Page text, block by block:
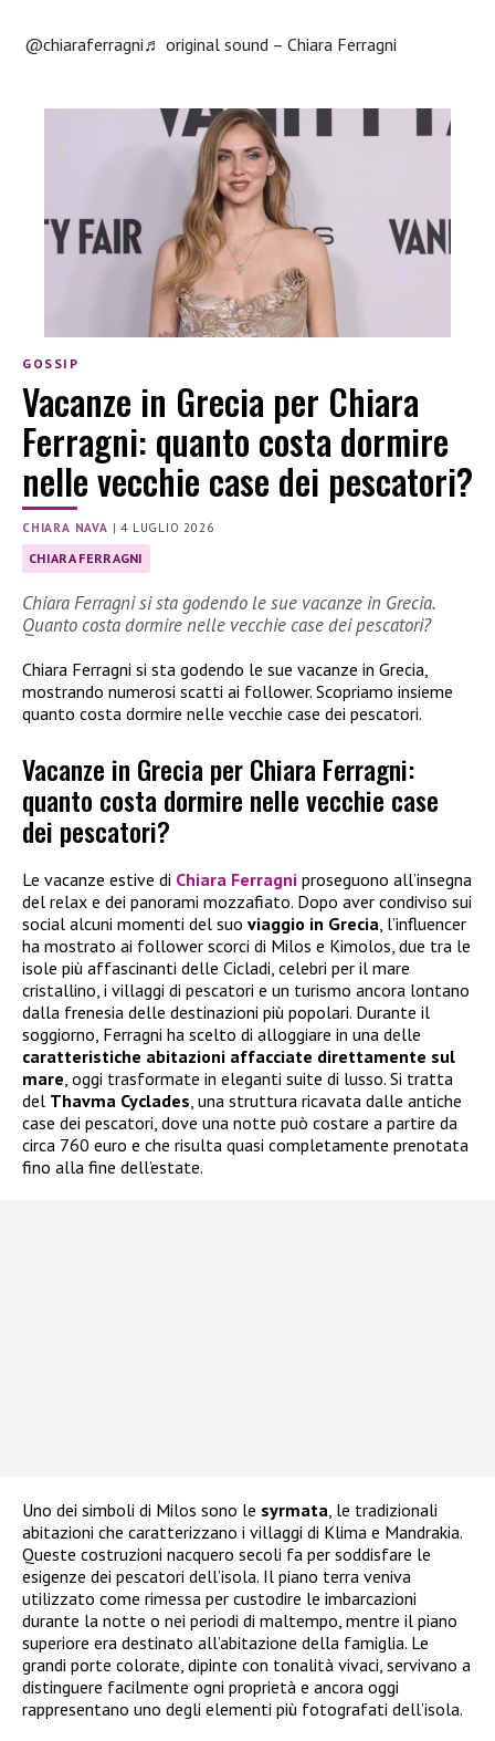
@chiaraferragni♬ original sound – Chiara Ferragni
GOSSIP
Vacanze in Grecia per Chiara
Ferragni: quanto costa dormire
nelle vecchie case dei pescatori?
CHIARA NAVA |4 LUGLIO 2026
CHIARA FERRAGNI
Chiara Ferragni si sta godendo le sue vacanze in Grecia.
Quanto costa dormire nelle vecchie case dei pescatori?
Chiara Ferragni si sta godendo le sue vacanze in Grecia,
mostrando numerosi scatti ai follower. Scopriamo insieme
quanto costa dormire nelle vecchie case dei pescatori.
Vacanze in Grecia per Chiara Ferragni:
quanto costa dormire nelle vecchie case
dei pescatori?
Le vacanze estive di Chiara Ferragni proseguono all’insegna
del relax e dei panorami mozzafiato. Dopo aver condiviso sui
social alcuni momenti del suo viaggio in Grecia, l’influencer
ha mostrato ai follower scorci di Milos e Kimolos, due tra le
isole più affascinanti delle Cicladi, celebri per il mare
cristallino, i villaggi di pescatori e un turismo ancora lontano
dalla frenesia delle destinazioni più popolari. Durante il
soggiorno, Ferragni ha scelto di alloggiare in una delle
caratteristiche abitazioni affacciate direttamente sul
mare, oggi trasformate in eleganti suite di lusso. Si tratta
del Thavma Cyclades, una struttura ricavata dalle antiche
case dei pescatori, dove una notte può costare a partire da
circa 760 euro e che risulta quasi completamente prenotata
fino alla fine dell’estate.
Uno dei simboli di Milos sono le syrmata, le tradizionali
abitazioni che caratterizzano i villaggi di Klima e Mandrakia.
Queste costruzioni nacquero secoli fa per soddisfare le
esigenze dei pescatori dell’isola. Il piano terra veniva
utilizzato come rimessa per custodire le imbarcazioni
durante la notte o nei periodi di maltempo, mentre il piano
superiore era destinato all’abitazione della famiglia. Le
grandi porte colorate, dipinte con tonalità vivaci, servivano a
distinguere facilmente ogni proprietà e ancora oggi
rappresentano uno degli elementi più fotografati dell’isola.